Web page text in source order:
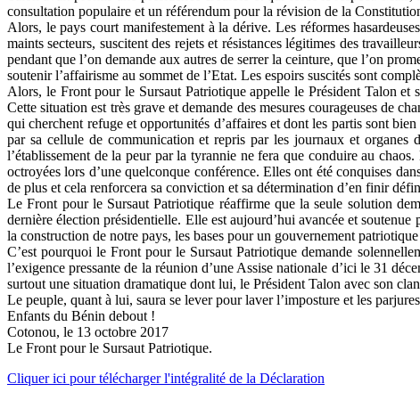
consultation populaire et un référendum pour la révision de la
Alors, le pays court manifestement à la dérive. Les réformes
maints secteurs, suscitent des rejets et résistances légitimes des
pendant que l’on demande aux autres de serrer la ceinture, que l’on
soutenir l’affairisme au sommet de l’Etat. Les espoirs suscités sont
Alors, le Front pour le Sursaut Patriotique appelle le Président Talon
Cette situation est très grave et demande des mesures courageuses de
qui cherchent refuge et opportunités d’affaires et dont les partis sont
par sa cellule de communication et repris par les journaux et organes
l’établissement de la peur par la tyrannie ne fera que conduire au
octroyées lors d’une quelconque conférence. Elles ont été conquises
de plus et cela renforcera sa conviction et sa détermination d’en finir
Le Front pour le Sursaut Patriotique réaffirme que la seule solution
dernière élection présidentielle. Elle est aujourd’hui avancée et
la construction de notre pays, les bases pour un gouvernement
C’est pourquoi le Front pour le Sursaut Patriotique demande
l’exigence pressante de la réunion d’une Assise nationale d’ici le 31
surtout une situation dramatique dont lui, le Président Talon avec son
Le peuple, quant à lui, saura se lever pour laver l’imposture et les
Enfants du Bénin debout !
Cotonou, le 13 octobre 2017
Le Front pour le Sursaut Patriotique.
Cliquer ici pour télécharger l'intégralité de la Déclaration